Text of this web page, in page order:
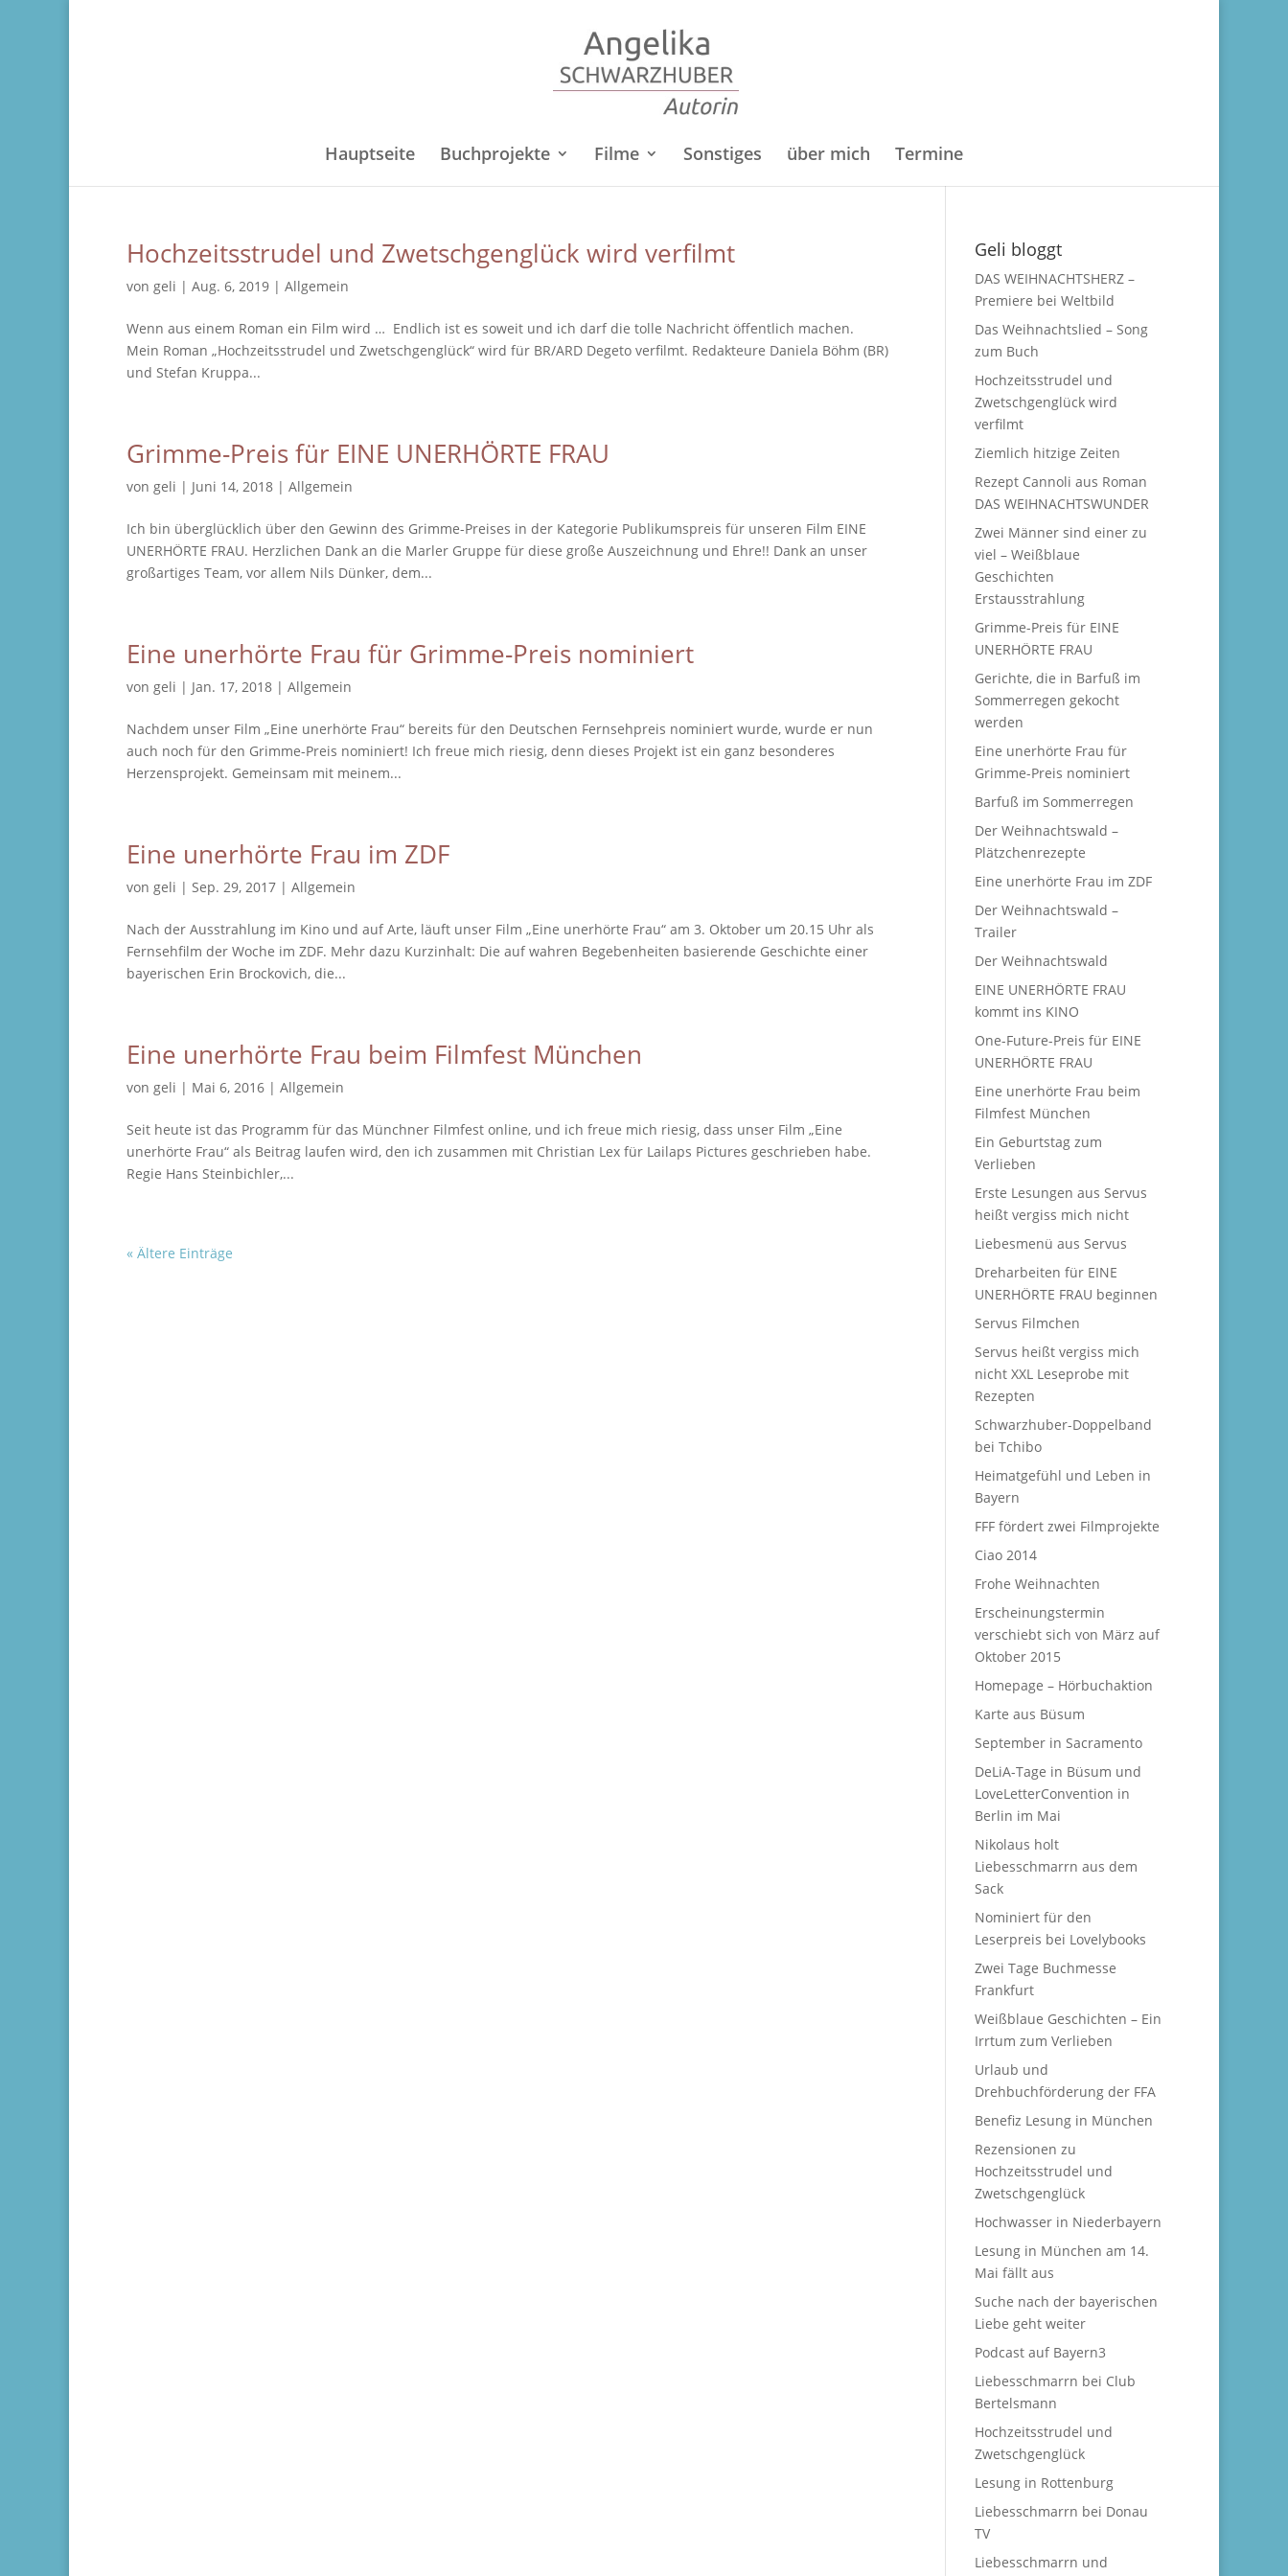
Hauptseite Buchprojekte Filme Sonstiges über mich Termine
Hochzeitsstrudel und Zwetschgenglück wird verfilmt
von geli | Aug. 6, 2019 | Allgemein
Wenn aus einem Roman ein Film wird … Endlich ist es soweit und ich darf die tolle Nachricht öffentlich machen.
Mein Roman „Hochzeitsstrudel und Zwetschgenglück“ wird für BR/ARD Degeto verfilmt. Redakteure Daniela Böhm (BR)
und Stefan Kruppa...
Grimme-Preis für EINE UNERHÖRTE FRAU
von geli | Juni 14, 2018 | Allgemein
Ich bin überglücklich über den Gewinn des Grimme-Preises in der Kategorie Publikumspreis für unseren Film EINE
UNERHÖRTE FRAU. Herzlichen Dank an die Marler Gruppe für diese große Auszeichnung und Ehre!! Dank an unser
großartiges Team, vor allem Nils Dünker, dem...
Eine unerhörte Frau für Grimme-Preis nominiert
von geli | Jan. 17, 2018 | Allgemein
Nachdem unser Film „Eine unerhörte Frau“ bereits für den Deutschen Fernsehpreis nominiert wurde, wurde er nun
auch noch für den Grimme-Preis nominiert! Ich freue mich riesig, denn dieses Projekt ist ein ganz besonderes
Herzensprojekt. Gemeinsam mit meinem...
Eine unerhörte Frau im ZDF
von geli | Sep. 29, 2017 | Allgemein
Nach der Ausstrahlung im Kino und auf Arte, läuft unser Film „Eine unerhörte Frau“ am 3. Oktober um 20.15 Uhr als
Fernsehfilm der Woche im ZDF. Mehr dazu Kurzinhalt: Die auf wahren Begebenheiten basierende Geschichte einer
bayerischen Erin Brockovich, die...
Eine unerhörte Frau beim Filmfest München
von geli | Mai 6, 2016 | Allgemein
Seit heute ist das Programm für das Münchner Filmfest online, und ich freue mich riesig, dass unser Film „Eine
unerhörte Frau“ als Beitrag laufen wird, den ich zusammen mit Christian Lex für Lailaps Pictures geschrieben habe.
Regie Hans Steinbichler,...
« Ältere Einträge
Geli bloggt
DAS WEIHNACHTSHERZ –
Premiere bei Weltbild
Das Weihnachtslied – Song
zum Buch
Hochzeitsstrudel und
Zwetschgenglück wird
verfilmt
Ziemlich hitzige Zeiten
Rezept Cannoli aus Roman
DAS WEIHNACHTSWUNDER
Zwei Männer sind einer zu
viel – Weißblaue
Geschichten
Erstausstrahlung
Grimme-Preis für EINE
UNERHÖRTE FRAU
Gerichte, die in Barfuß im
Sommerregen gekocht
werden
Eine unerhörte Frau für
Grimme-Preis nominiert
Barfuß im Sommerregen
Der Weihnachtswald –
Plätzchenrezepte
Eine unerhörte Frau im ZDF
Der Weihnachtswald –
Trailer
Der Weihnachtswald
EINE UNERHÖRTE FRAU
kommt ins KINO
One-Future-Preis für EINE
UNERHÖRTE FRAU
Eine unerhörte Frau beim
Filmfest München
Ein Geburtstag zum
Verlieben
Erste Lesungen aus Servus
heißt vergiss mich nicht
Liebesmenü aus Servus
Dreharbeiten für EINE
UNERHÖRTE FRAU beginnen
Servus Filmchen
Servus heißt vergiss mich
nicht XXL Leseprobe mit
Rezepten
Schwarzhuber-Doppelband
bei Tchibo
Heimatgefühl und Leben in
Bayern
FFF fördert zwei Filmprojekte
Ciao 2014
Frohe Weihnachten
Erscheinungstermin
verschiebt sich von März auf
Oktober 2015
Homepage – Hörbuchaktion
Karte aus Büsum
September in Sacramento
DeLiA-Tage in Büsum und
LoveLetterConvention in
Berlin im Mai
Nikolaus holt
Liebesschmarrn aus dem
Sack
Nominiert für den
Leserpreis bei Lovelybooks
Zwei Tage Buchmesse
Frankfurt
Weißblaue Geschichten – Ein
Irrtum zum Verlieben
Urlaub und
Drehbuchförderung der FFA
Benefiz Lesung in München
Rezensionen zu
Hochzeitsstrudel und
Zwetschgenglück
Hochwasser in Niederbayern
Lesung in München am 14.
Mai fällt aus
Suche nach der bayerischen
Liebe geht weiter
Podcast auf Bayern3
Liebesschmarrn bei Club
Bertelsmann
Hochzeitsstrudel und
Zwetschgenglück
Lesung in Rottenburg
Liebesschmarrn bei Donau
TV
Liebesschmarrn und